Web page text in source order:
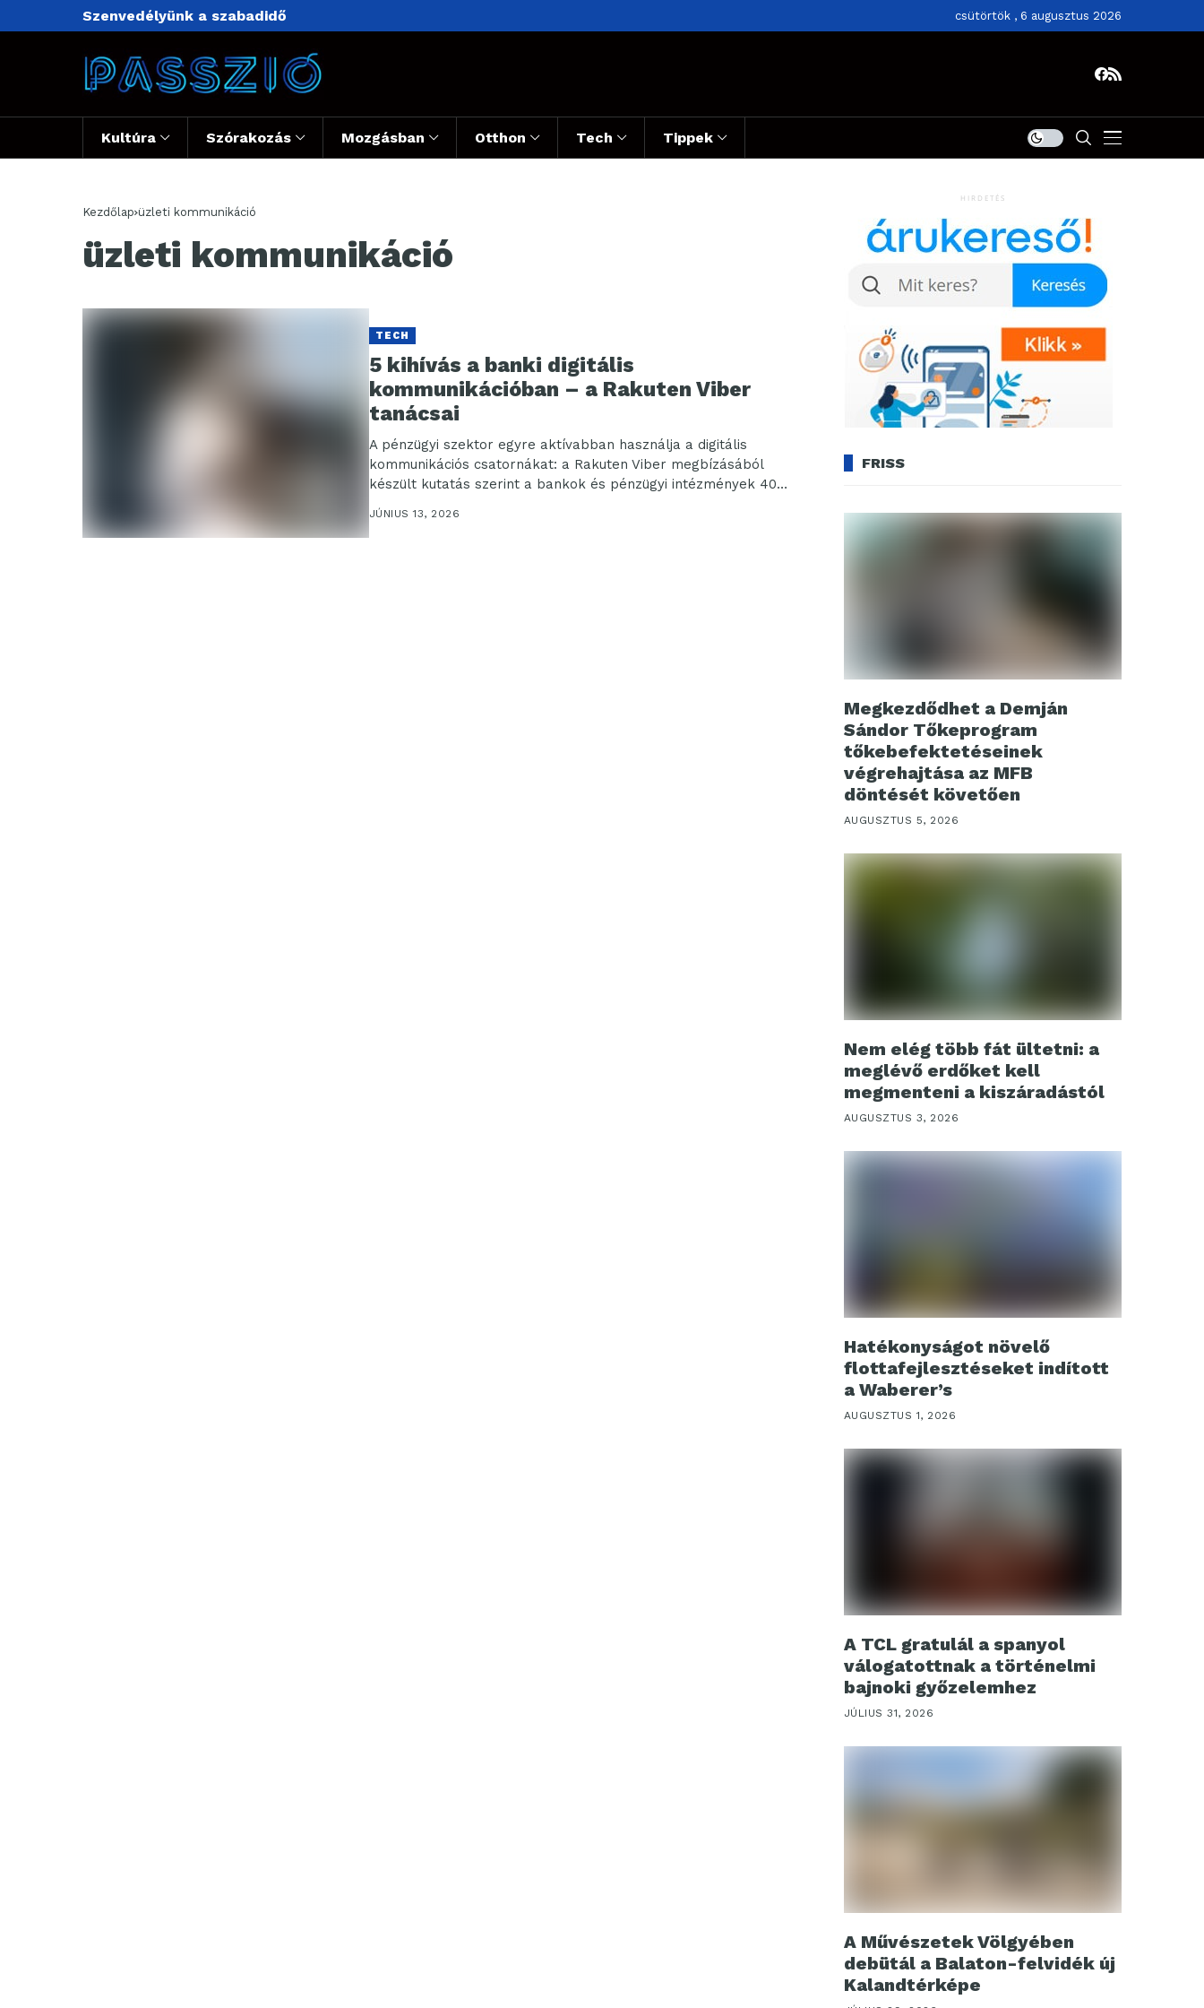
Szenvedélyünk a szabadidő csütörtök , 6 augusztus 2026
Kultúra Szórakozás Mozgásban Otthon Tech Tippek
Kezdőlap üzleti kommunikáció
üzleti kommunikáció
TECH
5 kihívás a banki digitális
kommunikációban – a Rakuten Viber
tanácsai
A pénzügyi szektor egyre aktívabban használja a digitális
kommunikációs csatornákat: a Rakuten Viber megbízásából
készült kutatás szerint a bankok és pénzügyi intézmények 40%-
JÚNIUS 13, 2026
HIRDETÉS
FRISS
Megkezdődhet a Demján
Sándor Tőkeprogram
tőkebefektetéseinek
végrehajtása az MFB
döntését követően
AUGUSZTUS 5, 2026
Nem elég több fát ültetni: a
meglévő erdőket kell
megmenteni a kiszáradástól
AUGUSZTUS 3, 2026
Hatékonyságot növelő
flottafejlesztéseket indított
a Waberer’s
AUGUSZTUS 1, 2026
A TCL gratulál a spanyol
válogatottnak a történelmi
bajnoki győzelemhez
JÚLIUS 31, 2026
A Művészetek Völgyében
debütál a Balaton-felvidék új
Kalandtérképe